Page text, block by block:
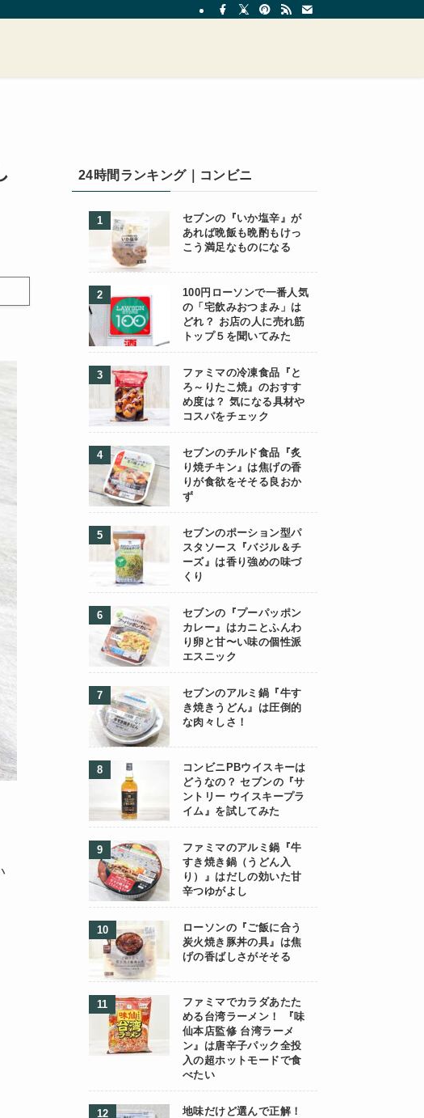
24時間ランキング｜コンビニ
セブンの『いか塩辛』が
あれば晩飯も晩酌もけっ
こう満足なものになる
100円ローソンで一番人気
の「宅飲みおつまみ」は
どれ？ お店の人に売れ筋
トップ５を聞いてみた
ファミマの冷凍食品『と
ろ～りたこ焼』のおすす
め度は？ 気になる具材や
コスパをチェック
セブンのチルド食品『炙
り焼チキン』は焦げの香
りが食欲をそそる良おか
ず
セブンのポーション型パ
スタソース『バジル＆チ
ーズ』は香り強めの味づ
くり
セブンの『プーパッポン
カレー』はカニとふんわ
り卵と甘〜い味の個性派
エスニック
セブンのアルミ鍋『牛す
き焼きうどん』は圧倒的
な肉々しさ！
コンビニPBウイスキーは
どうなの？ セブンの『サ
ントリー ウイスキープラ
イム』を試してみた
ファミマのアルミ鍋『牛
すき焼き鍋（うどん入
り）』はだしの効いた甘
辛つゆがよし
ローソンの『ご飯に合う
炭火焼き豚丼の具』は焦
げの香ばしさがそそる
ファミマでカラダあたた
める台湾ラーメン！ 『味
仙本店監修 台湾ラーメ
ン』は唐辛子パック全投
入の超ホットモードで食
べたい
地味だけど選んで正解！